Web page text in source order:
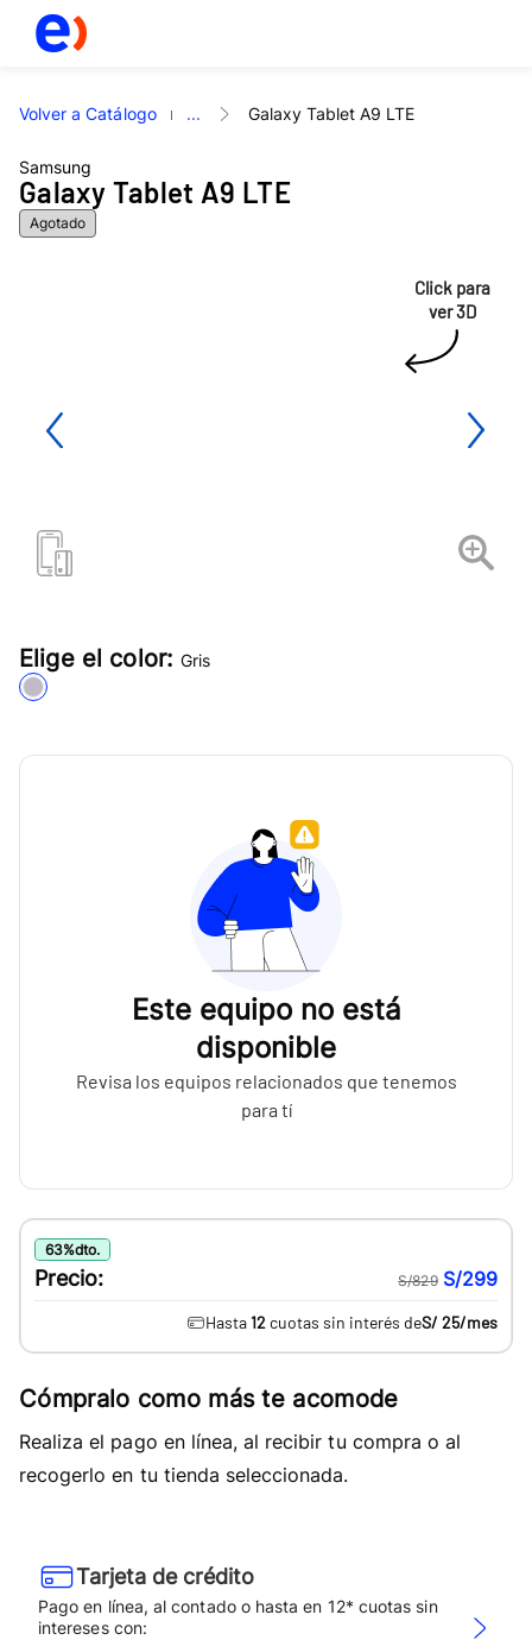
Volver a Catálogo ... Galaxy Tablet A9 LTE
Samsung
Galaxy Tablet A9 LTE
Agotado
Click para
ver 3D
Elige el color:Gris
Este equipo no está
disponible
Revisa los equipos relacionados que tenemos
para tí
63%dto.
Precio: S/829 S/299
Hasta 12 cuotas sin interés deS/ 25/mes
Cómpralo como más te acomode
Realiza el pago en línea, al recibir tu compra o al
recogerlo en tu tienda seleccionada.
Tarjeta de crédito
Pago en línea, al contado o hasta en 12* cuotas sin
intereses con: